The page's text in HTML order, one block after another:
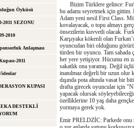
Öyküsü
2011 SEZONU
2010
Anlaşması
2011
KUPASI
DESTEKLİ
Bizim Türklere gelince:
bu adamı seyretmek için gittim.
Adam yeni nesil First Class.
kovalayacak, o topu almayı
önsezilerin kuvvetli olacak.
Karşıyaka kökenli olan
oyuncudan biri olduğunu
türden bir oyuncu. Tam sahada
her yere yetişiyor. Hücumu en
sakatlık ona yaramış. Değil
inanılmaz değerli bir uzun olur
dışında pota altında vasat bir
drafta girecek oyuncular için
yapacak olursak
özelliklerine 10 yaş daha
yormaya gerek yok.
Emir PRELDZİC: Parkede onu